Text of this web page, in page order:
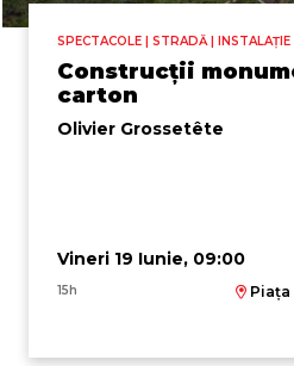
SPECTACOLE | STRADĂ | INSTALAȚIE
Construcții
carton
Olivier Grossetête
Vineri 19 Iunie, 09:00
15h Piața